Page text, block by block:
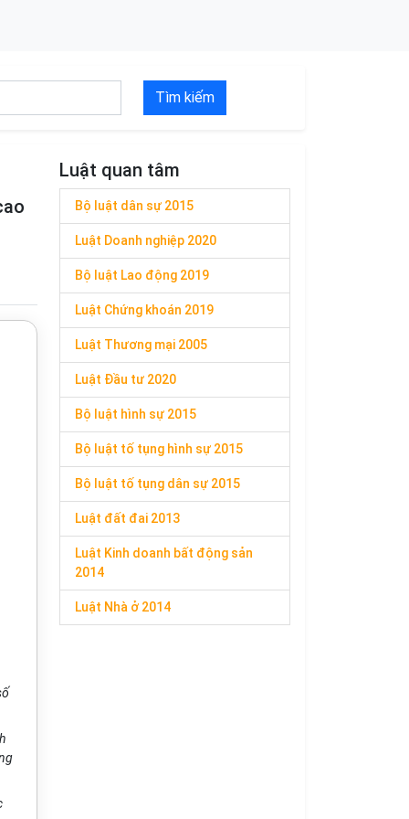
Tìm kiếm
Luật quan tâm
Bộ luật dân sự 2015
Luật Doanh nghiệp 2020
Bộ luật Lao động 2019
Luật Chứng khoán 2019
Luật Thương mại 2005
Luật Đầu tư 2020
Bộ luật hình sự 2015
Bộ luật tố tụng hình sự 2015
Bộ luật tố tụng dân sự 2015
Luật đất đai 2013
Luật Kinh doanh bất động sản
2014
Luật Nhà ở 2014